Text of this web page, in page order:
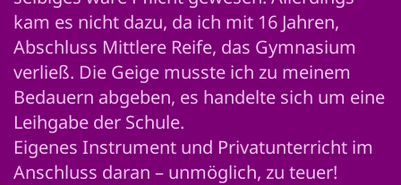
kam es nicht dazu, da ich mit 16 Jahren,
Abschluss Mittlere Reife, das Gymnasium
verließ. Die Geige musste ich zu meinem
Bedauern abgeben, es handelte sich um eine
Leihgabe der Schule.
Eigenes Instrument und Privatunterricht im
Anschluss daran – unmöglich, zu teuer!